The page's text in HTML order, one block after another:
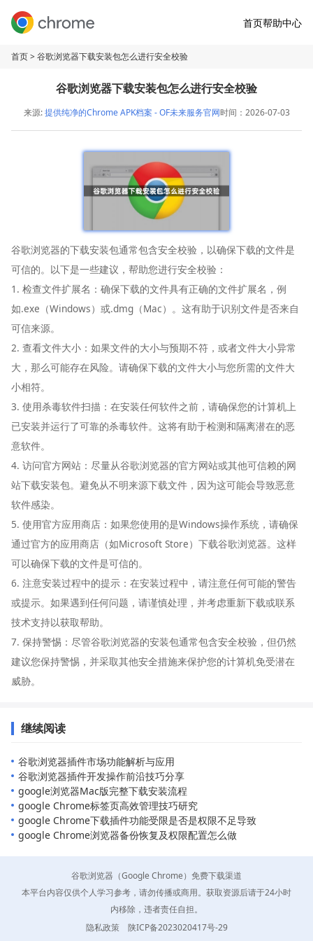
首页帮助中心
首页> 谷歌浏览器下载安装包怎么进行安全校验
谷歌浏览器下载安装包怎么进行安全校验
来源:提供纯净的Chrome APK档案 - OF未来服务官网时间：2026-07-03
谷歌浏览器的下载安装包通常包含安全校验，以确保下载的文件是
可信的。以下是一些建议，帮助您进行安全校验：
1. 检查文件扩展名：确保下载的文件具有正确的文件扩展名，例
如.exe（Windows）或.dmg（Mac）。这有助于识别文件是否来自
可信来源。
2. 查看文件大小：如果文件的大小与预期不符，或者文件大小异常
大，那么可能存在风险。请确保下载的文件大小与您所需的文件大
小相符。
3. 使用杀毒软件扫描：在安装任何软件之前，请确保您的计算机上
已安装并运行了可靠的杀毒软件。这将有助于检测和隔离潜在的恶
意软件。
4. 访问官方网站：尽量从谷歌浏览器的官方网站或其他可信赖的网
站下载安装包。避免从不明来源下载文件，因为这可能会导致恶意
软件感染。
5. 使用官方应用商店：如果您使用的是Windows操作系统，请确保
通过官方的应用商店（如Microsoft Store）下载谷歌浏览器。这样
可以确保下载的文件是可信的。
6. 注意安装过程中的提示：在安装过程中，请注意任何可能的警告
或提示。如果遇到任何问题，请谨慎处理，并考虑重新下载或联系
技术支持以获取帮助。
7. 保持警惕：尽管谷歌浏览器的安装包通常包含安全校验，但仍然
建议您保持警惕，并采取其他安全措施来保护您的计算机免受潜在
威胁。
继续阅读
谷歌浏览器插件市场功能解析与应用
谷歌浏览器插件开发操作前沿技巧分享
google浏览器Mac版完整下载安装流程
google Chrome标签页高效管理技巧研究
google Chrome下载插件功能受限是否是权限不足导致
google Chrome浏览器备份恢复及权限配置怎么做
谷歌浏览器（Google Chrome）免费下载渠道
本平台内容仅供个人学习参考，请勿传播或商用。获取资源后请于24小时
内移除，违者责任自担。
隐私政策
陕ICP备2023020417号-29